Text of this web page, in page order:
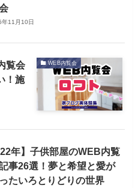
11月10日
WEB内覧会
覧会
！施
年】子供部屋のWEB内覧
事26選！夢と希望と愛が
たいろとりどりの世界